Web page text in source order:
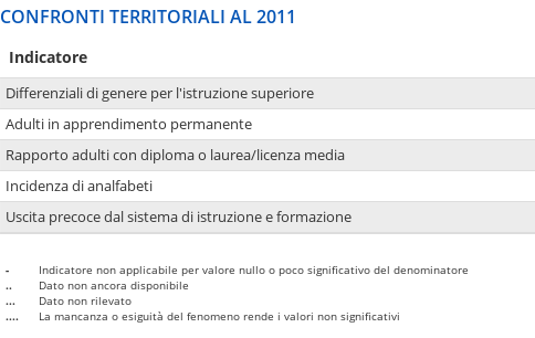
CONFRONTI TERRITORIALI AL 2011
Indicatore
Differenziali di genere per l'istruzione superiore
Adulti in apprendimento permanente
Rapporto adulti con diploma o laurea/licenza media
Incidenza di analfabeti
Uscita precoce dal sistema di istruzione e formazione
-
Indicatore non applicabile per valore nullo o poco significativo del denominatore
..
Dato non ancora disponibile
...
Dato non rilevato
....
La mancanza o esiguità del fenomeno rende i valori non significativi